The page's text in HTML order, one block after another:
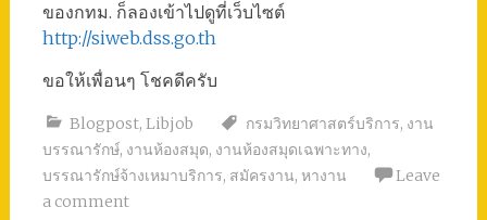
ของกทม. ก็ลองเข้าไปดูที่เว็บไซต์
http://siweb.dss.go.th
ขอให้เพื่อนๆ โชคดีครับ
Blogpost, Libjob กรมวิทยาศาสตร์บริการ, งาน
บรรณารักษ์, งานห้องสมุด, งานห้องสมุดเฉพาะทาง,
บรรณารักษ์จ้างเหมาบริการ, สมัครงาน, หางาน
Leave
a comment